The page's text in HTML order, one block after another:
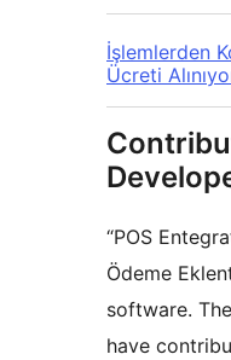
İşlemlerden
Ücreti
“POS
Ödeme
software.
have